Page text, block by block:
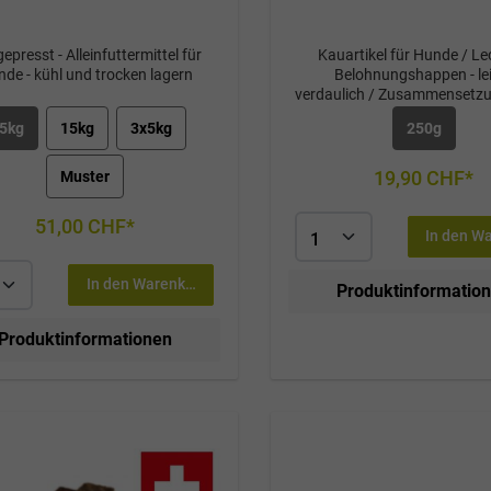
- Alleinfuttermittel für
- kühl und trocken lagern
5kg 15kg 3x5kg
Muster
51,00 CHF*
In den Warenkorb
Produktinformationen
Kauartikel für Hunde /
Belohnungshappen -
verdaulich /
Rinderlunge (kann
Schwankungen haben) /
Bestandteile:Feuchtigkeit
Rohprotein 78.2%, Rohfett
Rohasche 5.1, Rohfaser
Schweizer
250g
19,90 CHF*
In den